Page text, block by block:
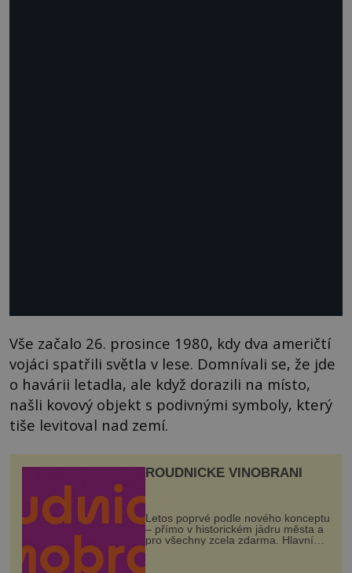
Vše začalo 26. prosince 1980, kdy dva američtí
vojáci spatřili světla v lese. Domnívali se, že jde
o havárii letadla, ale když dorazili na místo,
našli kovový objekt s podivnými symboly, který
tiše levitoval nad zemí.
ROUDNICKÉ VINOBRANÍ
Letos poprvé podle nového konceptu
– přímo v historickém jádru města a
pro všechny zcela zdarma. Hlavní
program se odehraje na Karlově a